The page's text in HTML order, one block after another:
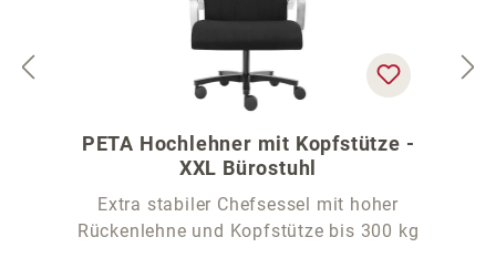
PETA Hochlehner mit Kopfstütze -
XXL Bürostuhl
Extra stabiler Chefsessel mit hoher
Rückenlehne und Kopfstütze bis 300 kg